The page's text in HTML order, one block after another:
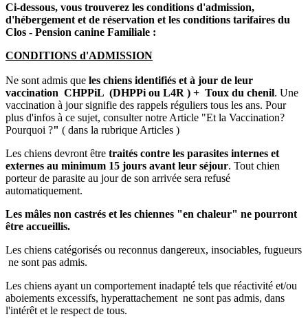
Ci-dessous, vous trouverez les conditions d'admission,
d'hébergement et de réservation et les conditions tarifaires du
Clos - Pension canine Familiale :
CONDITIONS d'ADMISSION
Ne sont admis que les chiens identifiés et à jour de leur
vaccination CHPPiL (DHPPi ou L4R ) + Toux du chenil. Une
vaccination à jour signifie des rappels réguliers tous les ans. Pour
plus d'infos à ce sujet, consulter notre Article "Et la Vaccination?
Pourquoi ?" ( dans la rubrique Articles )
Les chiens devront être traités contre les parasites internes et
externes au minimum 15 jours avant leur séjour. Tout chien
porteur de parasite au jour de son arrivée sera refusé
automatiquement.
Les mâles non castrés et les chiennes "en chaleur" ne pourront
être accueillis.
Les chiens catégorisés ou reconnus dangereux, insociables, fugueurs
ne sont pas admis.
Les chiens ayant un comportement inadapté tels que réactivité et/ou
aboiements excessifs, hyperattachement ne sont pas admis, dans
l'intérêt et le respect de tous.